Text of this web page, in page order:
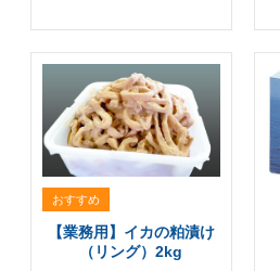
【業務用】イカの粕漬け
（リング）2kg